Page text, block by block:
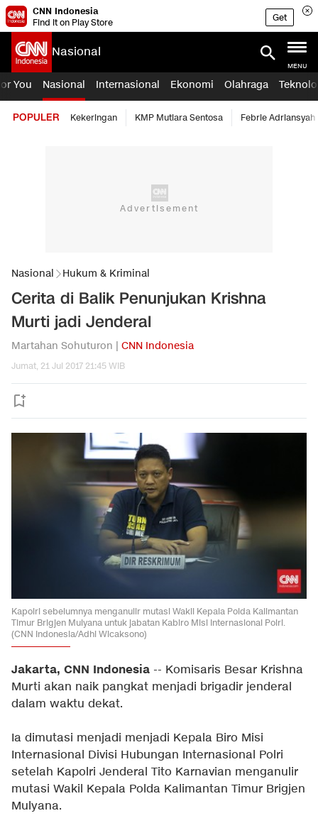
CNN Indonesia
Find it on Play Store
Get
Nasional
MENU
You Nasional Internasional Ekonomi Olahraga
POPULER Kekeringan KMP Mutiara Sentosa Febrie Adriansyah
Nasional Hukum & Kriminal
Cerita di Balik Penunjukan Krishna
Murti jadi Jenderal
Martahan Sohuturon | CNN Indonesia
Jumat, 21 Jul 2017 21:45 WIB
Kapolri sebelumnya menganulir mutasi Wakil Kepala Polda Kalimantan
Timur Brigjen Mulyana untuk jabatan Kabiro Misi Internasional Polri.
(CNN Indonesia/Adhi Wicaksono)
Jakarta, CNN Indonesia -- Komisaris Besar Krishna
Murti akan naik pangkat menjadi brigadir jenderal
dalam waktu dekat.
Ia dimutasi menjadi menjadi Kepala Biro Misi
Internasional Divisi Hubungan Internasional Polri
setelah Kapolri Jenderal Tito Karnavian menganulir
mutasi Wakil Kepala Polda Kalimantan Timur Brigjen
Mulyana.